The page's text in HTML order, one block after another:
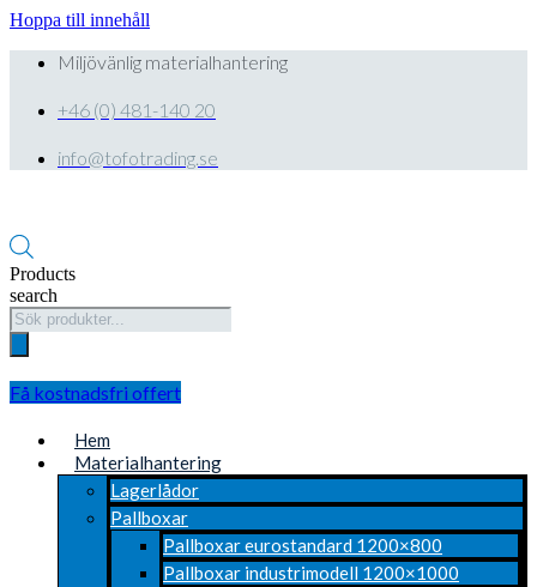
Hoppa till innehåll
Miljövänlig materialhantering
+46 (0) 481-140 20
info@tofotrading.se
Products
search
Få kostnadsfri offert
Hem
Materialhantering
Lagerlådor
Pallboxar
Pallboxar eurostandard 1200×800
Pallboxar industrimodell 1200×1000